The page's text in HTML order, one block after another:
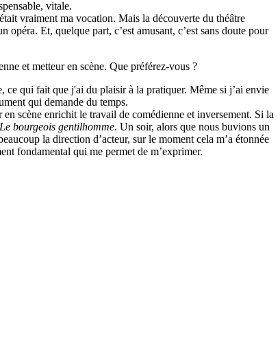
vitale.
vraiment ma vocation. Mais la découverte du théâtre
Et, quelque part, c’est amusant, c’est sans doute pour
et metteur en scène. Que préférez-vous ?
ce qui fait que j'ai du plaisir à la pratiquer. Même si j’ai envie
qui demande du temps.
scène enrichit le travail de comédienne et inversement. Si la
Le bourgeois gentilhomme. Un soir, alors que nous buvions un
la direction d’acteur, sur le moment cela m’a étonnée
fondamental qui me permet de m’exprimer.